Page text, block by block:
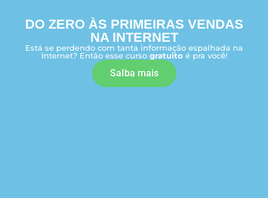
DO ZERO ÀS PRIMEIRAS VENDAS
NA INTERNET
Está se perdendo com tanta informação espalhada na
Internet? Então esse curso gratuito é pra você!
SaIba mais